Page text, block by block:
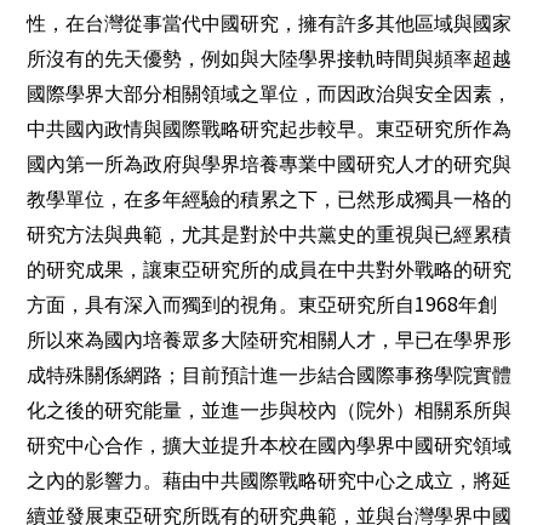
性，在台灣從事當代中國研究，擁有許多其他區域與國家
所沒有的先天優勢，例如與大陸學界接軌時間與頻率超越
國際學界大部分相關領域之單位，而因政治與安全因素，
中共國內政情與國際戰略研究起步較早。東亞研究所作為
國內第一所為政府與學界培養專業中國研究人才的研究與
教學單位，在多年經驗的積累之下，已然形成獨具一格的
研究方法與典範，尤其是對於中共黨史的重視與已經累積
的研究成果，讓東亞研究所的成員在中共對外戰略的研究
方面，具有深入而獨到的視角。東亞研究所自1968年創
所以來為國內培養眾多大陸研究相關人才，早已在學界形
成特殊關係網路；目前預計進一步結合國際事務學院實體
化之後的研究能量，並進一步與校內（院外）相關系所與
研究中心合作，擴大並提升本校在國內學界中國研究領域
之內的影響力。藉由中共國際戰略研究中心之成立，將延
續並發展東亞研究所既有的研究典範，並與台灣學界中國